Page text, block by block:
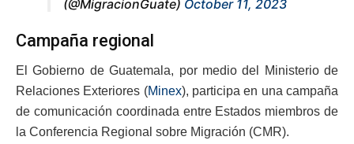
(@MigracionGuate) October 11, 2023
Campaña regional
El Gobierno de Guatemala, por medio del Ministerio de
Relaciones Exteriores (Minex), participa en una campaña
de comunicación coordinada entre Estados miembros de
la Conferencia Regional sobre Migración (CMR).